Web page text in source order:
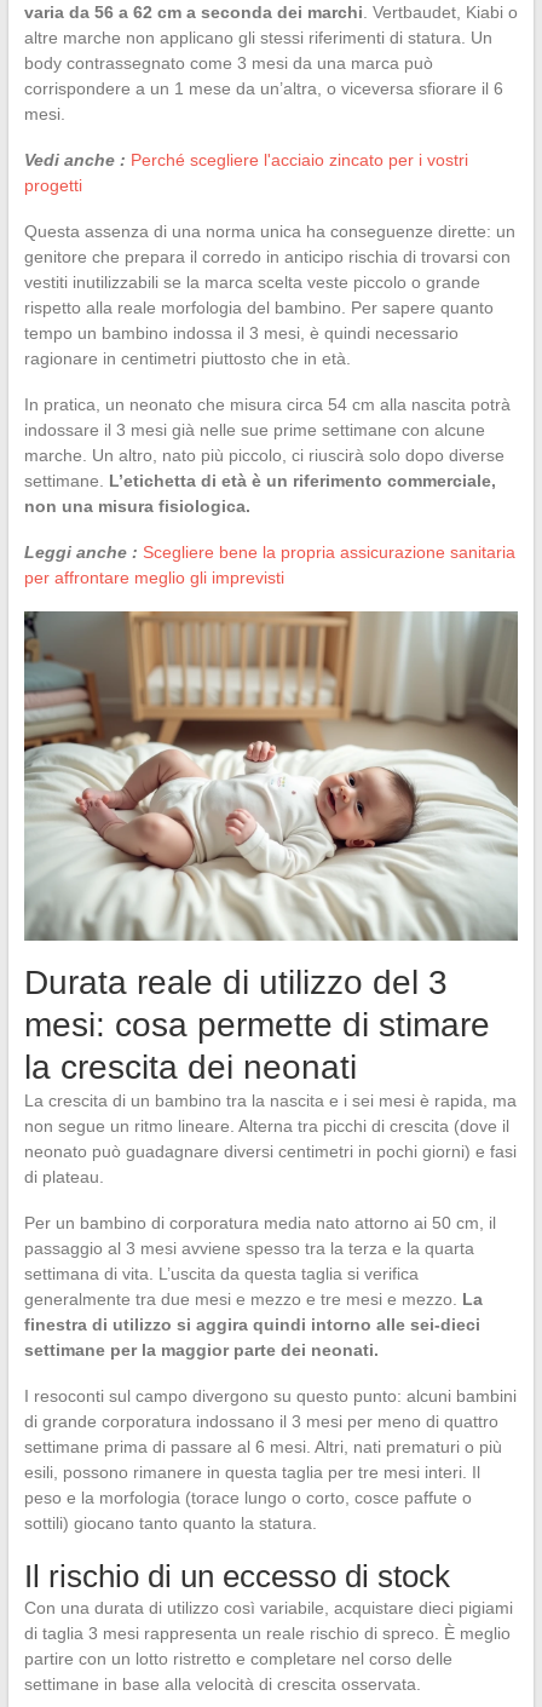
varia da 56 a 62 cm a seconda dei marchi . Vertbaudet, Kiabi o
altre marche non applicano gli stessi riferimenti di statura. Un
body contrassegnato come 3 mesi da una marca può
corrispondere a un 1 mese da un’altra, o viceversa sfiorare il 6
mesi.
Vedi anche : Perché scegliere l'acciaio zincato per i vostri
progetti
Questa assenza di una norma unica ha conseguenze dirette: un
genitore che prepara il corredo in anticipo rischia di trovarsi con
vestiti inutilizzabili se la marca scelta veste piccolo o grande
rispetto alla reale morfologia del bambino. Per sapere quanto
tempo un bambino indossa il 3 mesi, è quindi necessario
ragionare in centimetri piuttosto che in età.
In pratica, un neonato che misura circa 54 cm alla nascita potrà
indossare il 3 mesi già nelle sue prime settimane con alcune
marche. Un altro, nato più piccolo, ci riuscirà solo dopo diverse
settimane. L’etichetta di età è un riferimento commerciale,
non una misura fisiologica.
Leggi anche : Scegliere bene la propria assicurazione sanitaria
per affrontare meglio gli imprevisti
Durata reale di utilizzo del 3
mesi: cosa permette di stimare
la crescita dei neonati
La crescita di un bambino tra la nascita e i sei mesi è rapida, ma
non segue un ritmo lineare. Alterna tra picchi di crescita (dove il
neonato può guadagnare diversi centimetri in pochi giorni) e fasi
di plateau.
Per un bambino di corporatura media nato attorno ai 50 cm, il
passaggio al 3 mesi avviene spesso tra la terza e la quarta
settimana di vita. L’uscita da questa taglia si verifica
generalmente tra due mesi e mezzo e tre mesi e mezzo. La
finestra di utilizzo si aggira quindi intorno alle sei-dieci
settimane per la maggior parte dei neonati.
I resoconti sul campo divergono su questo punto: alcuni bambini
di grande corporatura indossano il 3 mesi per meno di quattro
settimane prima di passare al 6 mesi. Altri, nati prematuri o più
esili, possono rimanere in questa taglia per tre mesi interi. Il
peso e la morfologia (torace lungo o corto, cosce paffute o
sottili) giocano tanto quanto la statura.
Il rischio di un eccesso di stock
Con una durata di utilizzo così variabile, acquistare dieci pigiami
di taglia 3 mesi rappresenta un reale rischio di spreco. È meglio
partire con un lotto ristretto e completare nel corso delle
settimane in base alla velocità di crescita osservata.